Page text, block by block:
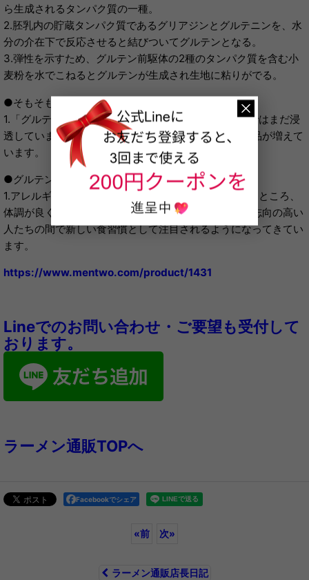
ら生成されるタンパク質の一種。
2.胚乳内の貯蔵タンパク質であるグリアジンとグルテニンを、水
分の介在下で反応させると結びついてグルテンとなる。
3.弾性を示すため、グルテン前駆体の2種のタンパク質を含む小
麦粉を水でこねるとグルテンが生成され生地に粘りがでる。
●そもそも「グルテンフリー」とは？
1.「グルテンをとらない」食事方法のことです。日本ではまだ浸
透していませんが、欧米では「グルテンフリー」の食品が増えて
います。
●グルテンフリーを取り入れると？
1.アレルギーの心配が少ない健康な人たちが取り入れたところ、
体調が良くなりやせたという声が広まり、美容・健康志向の高い
人たちの間で新しい食習慣として注目されるようになってきてい
ます。
https://www.mentwo.com/product/1431
Lineでのお問い合わせ・ご要望も受付して
おります。
ラーメン通販TOPへ
Facebookでシェア
«前 次»
ラーメン通販店長日記